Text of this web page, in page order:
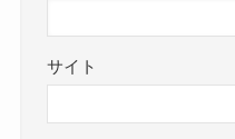
サイト